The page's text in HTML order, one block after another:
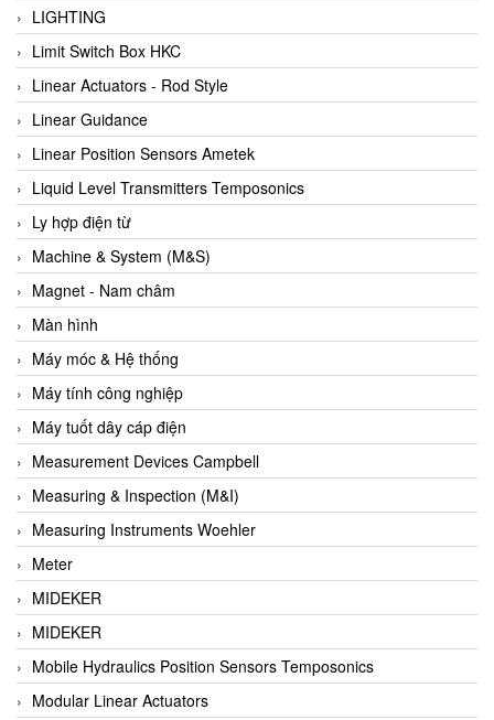
Automatic valve
Aventics
Avproglobal
Axiomtek
AZBIL
B&C Electronics
B&R
Babcok wilcox
Baelz Automatic Vietnam
Bahr Modultechnik Vietnam
Balluff
BamBo Vietnam
Barel Vietnam
Barksdale
Bartec
Basco
Baumer
Baumuller Vietnam
Baykee
BBC Bircher Smart Access
BCS ITALY
LIGHTING
Limit Switch Box HKC
Linear Actuators - Rod Style
Linear Guidance
Linear Position Sensors Ametek
Liquid Level Transmitters Temposonics
Ly hợp điện từ
Machine & System (M&S)
Magnet - Nam châm
Màn hình
Máy móc & Hệ thống
Máy tính công nghiệp
Máy tuốt dây cáp điện
Measurement Devices Campbell
Measuring & Inspection (M&I)
Measuring Instruments Woehler
Meter
MIDEKER
MIDEKER
Mobile Hydraulics Position Sensors Temposonics
Modular Linear Actuators